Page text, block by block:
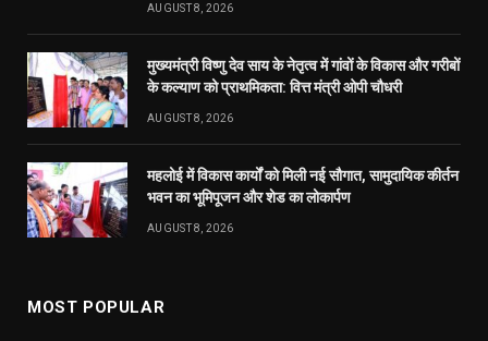
AUGUST 8, 2026
मुख्यमंत्री विष्णु देव साय के नेतृत्व में गांवों के विकास और गरीबों
के कल्याण को प्राथमिकता: वित्त मंत्री ओपी चौधरी
AUGUST 8, 2026
महलोई में विकास कार्यों को मिली नई सौगात, सामुदायिक कीर्तन
भवन का भूमिपूजन और शेड का लोकार्पण
AUGUST 8, 2026
MOST POPULAR